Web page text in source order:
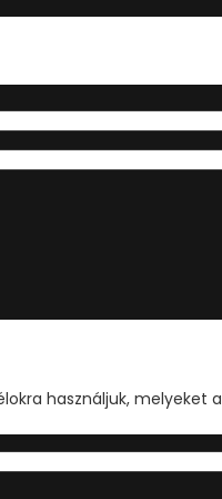
használjuk, melyeket a